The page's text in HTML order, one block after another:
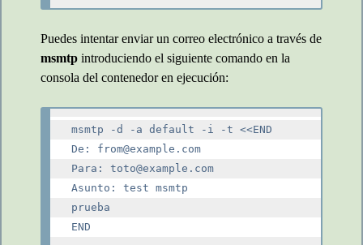
Puedes intentar enviar un correo electrónico a través de
msmtp introduciendo el siguiente comando en la
consola del contenedor en ejecución:
msmtp -d -a default -i -t <<END
De: from@example.com
Para: toto@example.com
Asunto: test msmtp
prueba